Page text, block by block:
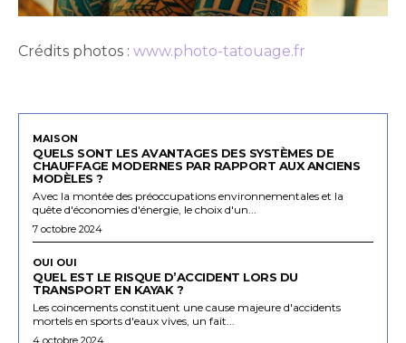
Crédits photos : www.photo-tatouage.fr
MAISON
QUELS SONT LES AVANTAGES DES SYSTÈMES DE
CHAUFFAGE MODERNES PAR RAPPORT AUX ANCIENS
MODÈLES ?
Avec la montée des préoccupations environnementales et la
quête d'économies d'énergie, le choix d'un...
7 octobre 2024
OUI OUI
QUEL EST LE RISQUE D’ACCIDENT LORS DU
TRANSPORT EN KAYAK ?
Les coincements constituent une cause majeure d'accidents
mortels en sports d'eaux vives, un fait...
4 octobre 2024